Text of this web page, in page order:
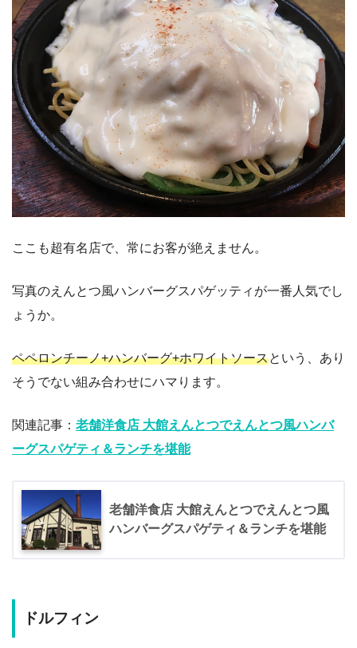
ここも超有名店で、常にお客が絶えません。
写真のえんとつ風ハンバーグスパゲッティが一番人気でし
ょうか。
ペペロンチーノ+ハンバーグ+ホワイトソースという、あり
そうでない組み合わせにハマります。
関連記事： 老舗洋食店 大館えんとつでえんとつ風ハンバ
ーグスパゲティ＆ランチを堪能
老舗洋食店 大館えんとつでえんとつ風
ハンバーグスパゲティ＆ランチを堪能
ドルフィン